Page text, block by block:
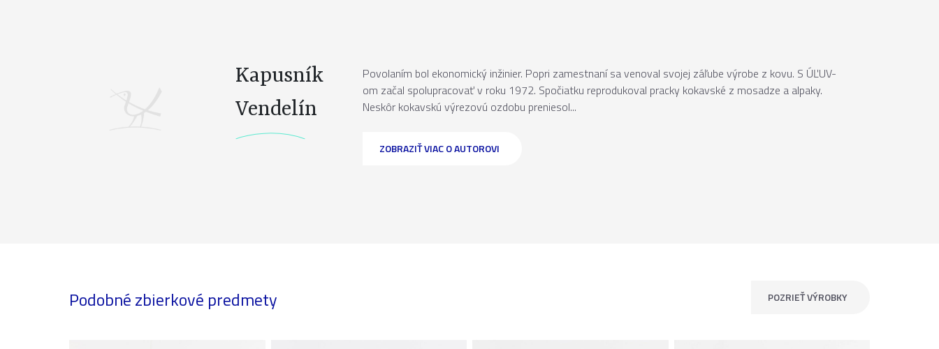
Kapusník
Vendelín
Povolaním bol ekonomický inžinier. Popri zamestnaní sa venoval svojej záľube výrobe z kovu. S ÚĽUV-
om začal spolupracovať v roku 1972. Spočiatku reprodukoval pracky kokavské z mosadze a alpaky.
Neskôr kokavskú výrezovú ozdobu preniesol...
ZOBRAZIŤ VIAC O AUTOROVI
Podobné zbierkové predmety POZRIEŤ VÝROBKY